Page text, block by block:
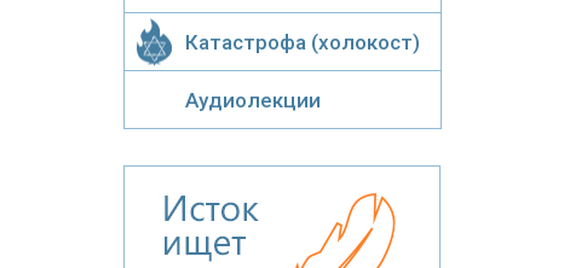
Катастрофа (холокост)
Аудиолекции